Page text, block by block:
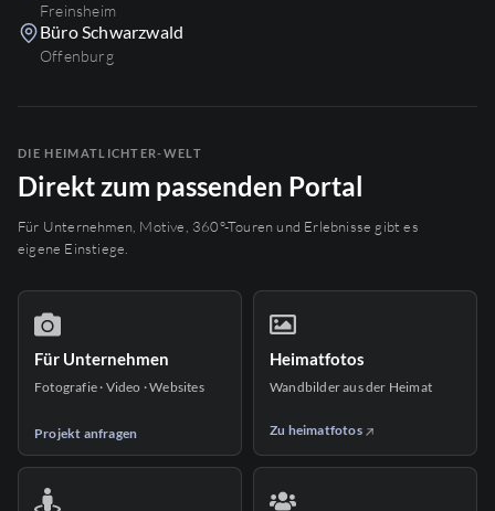
Freinsheim
Büro Schwarzwald
Offenburg
DIE HEIMATLICHTER-WELT
Direkt zum passenden Portal
Für Unternehmen, Motive, 360°-Touren und Erlebnisse gibt es
eigene Einstiege.
Für Unternehmen
Fotografie · Video · Websites
Projekt anfragen
Heimatfotos
Wandbilder aus der Heimat
Zu heimatfotos